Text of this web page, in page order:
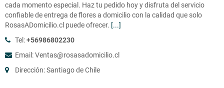
cada momento especial. Haz tu pedido hoy y disfruta del servicio
confiable de entrega de flores a domicilio con la calidad que solo
RosasADomicilio.cl puede ofrecer. [...]
Tel:+56986802230
Email: Ventas@rosasadomicilio.cl
Dirección: Santiago de Chile